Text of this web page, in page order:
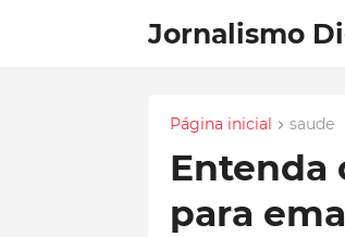
Jornalismo
Página inicial saude
Entenda
para